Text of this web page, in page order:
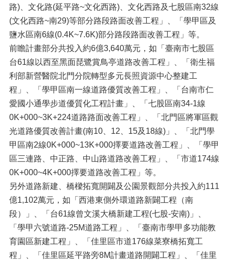
路)、文化路(延平路~文化西路)、文化西路及七股區南32線
(文化西路~南29)等部分路段路面改善工程」、「學甲區及
鹽水區南6線(0.4K~7.6K)部分路段路面改善工程」等。
前瞻計畫部分共投入約6億3,640萬元，如「臺南市七股區
台61線以西至黑面琵鷺賞鳥亭道路改善工程」、「衛生福
利部新營醫院北門分院轉型多元長照資源中心整建工
程」、「學甲區南一線道路優質改善工程」、「台南市仁
愛國小通學步道優質化工程計畫」、「七股區南34-1線
0K+000~3K+224道路路面改善工程」、「北門區將軍區觀
光道路優質改善計畫(南10、12、15及18線)」、「北門學
甲區南2線0K+000~13K+000擇要道路改善工程」、「學甲
區三連路、中正路、中山路道路改善工程」、「市道174線
0K+000~4K+000擇要道路改善工程」等。
另外道路新建、橋樑拓寬開闢及公園景觀部分共投入約111
億1,102萬元，如「西港東側外環道路新闢工程（南
段）」、「台61線曾文溪大橋新建工程(七股-安南)」、
「學甲六號道路-25M道路工程」、「臺南市學甲多功能教
育園區新建工程」、「佳里區市道176線菜寮橋拓寬工
程」、「佳里區延平路旁8M計畫道路開闢工程」、「佳里